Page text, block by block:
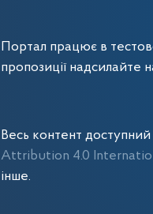
Портал працює в
пропозиції надсилайте
Весь контент доступний
Attribution 4.0
інше.